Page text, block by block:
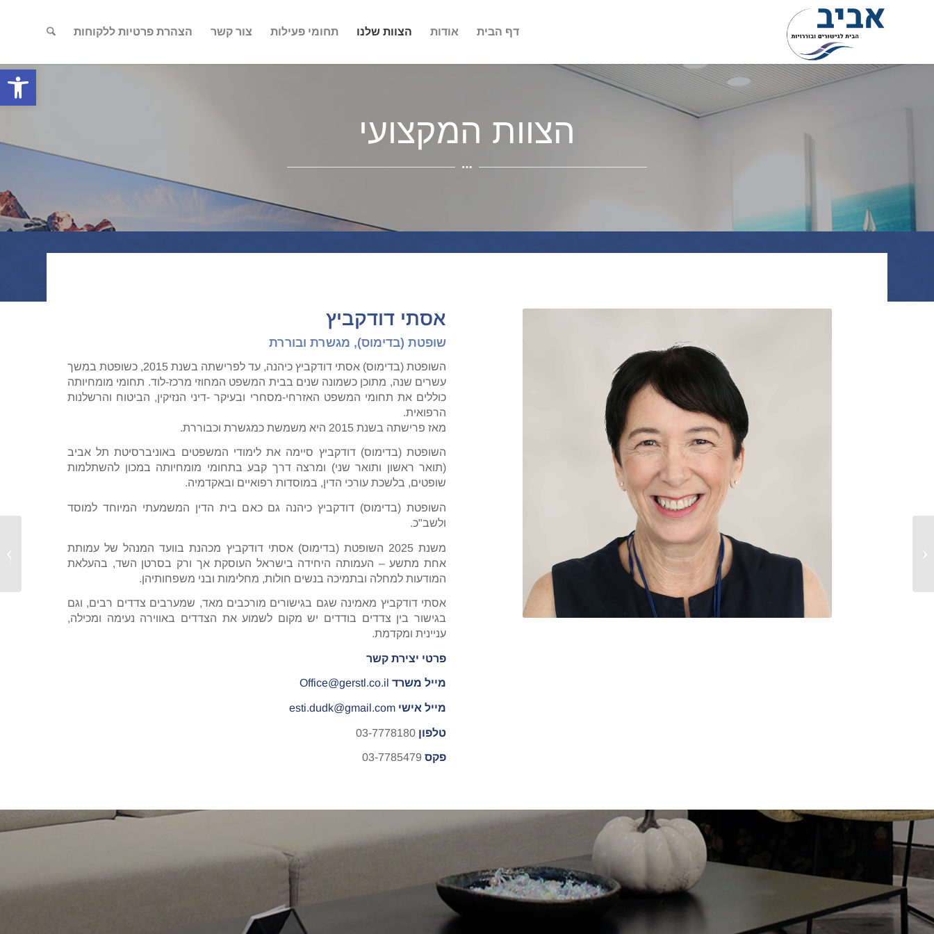
פתח
דף הבית אודות הצוות שלנו תחומי פעילות צור קשר הצהרת פרטיות ללקוחות
הצוות המקצועי
אסתי דודקביץ
שופטת (בדימוס), מגשרת ובוררת
השופטת (בדימוס) אסתי דודקביץ כיהנה, עד לפרישתה בשנת 2015, כשופטת במשך
עשרים שנה, מתוכן כשמונה שנים בבית המשפט המחוזי מרכז-לוד. תחומי מומחיותה
כוללים את תחומי המשפט האזרחי-מסחרי ובעיקר -דיני הנזיקין, הביטוח והרשלנות
הרפואית.
מאז פרישתה בשנת 2015 היא משמשת כמגשרת וכבוררת.
השופטת (בדימוס) דודקביץ סיימה את לימודי המשפטים באוניברסיטת תל אביב
(תואר ראשון ותואר שני) ומרצה דרך קבע בתחומי מומחיותה במכון להשתלמות
שופטים, בלשכת עורכי הדין, במוסדות רפואיים ובאקדמיה.
השופטת (בדימוס) דודקביץ כיהנה גם כאם בית הדין המשמעתי המיוחד למוסד
ולשב"כ.
משנת 2025 השופטת (בדימוס) אסתי דודקביץ מכהנת בוועד המנהל של עמותת
אחת מתשע – העמותה היחידה בישראל העוסקת אך ורק בסרטן השד, בהעלאת
המודעות למחלה ובתמיכה בנשים חולות, מחלימות ובני משפחותיהן.
אסתי דודקביץ מאמינה שגם בגישורים מורכבים מאד, שמערבים צדדים רבים, וגם
בגישור בין צדדים בודדים יש מקום לשמוע את הצדדים באווירה נעימה ומכילה,
עניינית ומקדמת.
פרטי יצירת קשר
מייל משרד Office@gerstl.co.il
מייל אישי esti.dudk@gmail.com
טלפון
פקס
אגסי